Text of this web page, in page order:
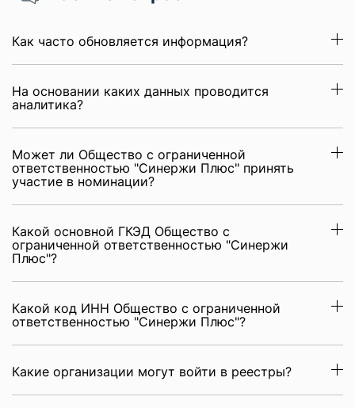
Как часто обновляется информация?
На основании каких данных проводится
аналитика?
Может ли Общество с ограниченной
ответственностью "Синержи Плюс" принять
участие в номинации?
Какой основной ГКЭД Общество с
ограниченной ответственностью "Синержи
Плюс"?
Какой код ИНН Общество с ограниченной
ответственностью "Синержи Плюс"?
Какие организации могут войти в реестры?